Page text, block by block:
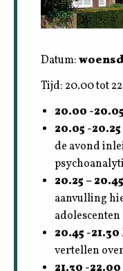
Datum:
Tijd: 20.00 tot
20.00 -20.05
20.05 -20.25
de avond
20.25 – 20.45
aanvulling
20.45 -21.30
vertellen